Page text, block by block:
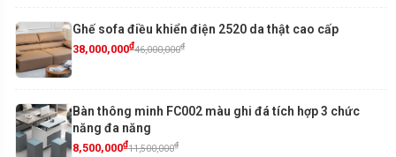
Ghế sofa điều khiển điện 2520 da thật cao cấp
38,000,000₫46,000,000₫
Bàn thông minh FC002 màu ghi đá tích hợp 3 chức
năng đa năng
8,500,000₫11,500,000₫